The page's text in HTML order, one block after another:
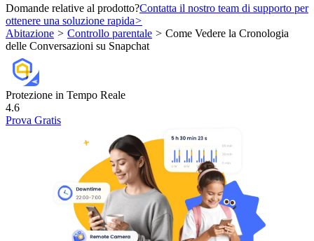
Domande relative al prodotto?Contatta il nostro team di supporto per
ottenere una soluzione rapida>
Abitazione > Controllo parentale > Come Vedere la Cronologia
delle Conversazioni su Snapchat
Protezione in Tempo Reale
4.6
Prova Gratis